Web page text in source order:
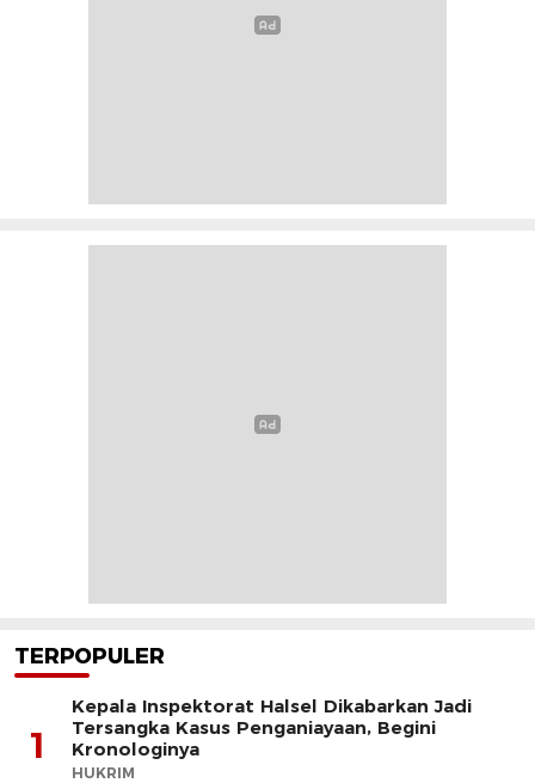
TERPOPULER
1
Kepala Inspektorat Halsel Dikabarkan Jadi
Tersangka Kasus Penganiayaan, Begini
Kronologinya
HUKRIM